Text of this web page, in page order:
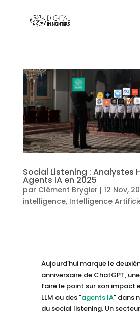
Social Listening : Analystes
Agents IA en 2025
par Clément Brygier | 12 Nov,
intelligence, Intelligence
Aujourd'hui marque le
anniversaire de ChatGPT,
faire le point sur son impact
LLM ou des "agents IA" dans
du social listening. Un